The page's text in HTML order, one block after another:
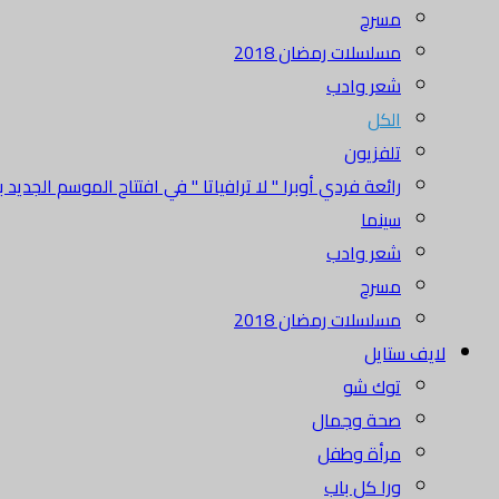
مسرح
مسلسلات رمضان 2018
شعر وادب
الكل
تلفزيون
رائعة فردي أوبرا " لا ترافياتا " في افتتاح الموسم الجديد
سينما
شعر وادب
مسرح
مسلسلات رمضان 2018
لايف ستايل
توك شو
صحة وجمال
مرأة وطفل
ورا كل باب